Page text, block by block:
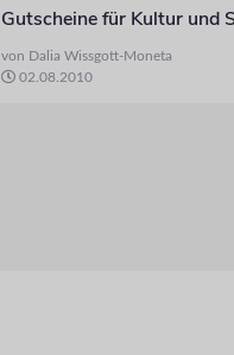
Gutscheine für Kultur und
von Dalia Wissgott-Moneta
02.08.2010